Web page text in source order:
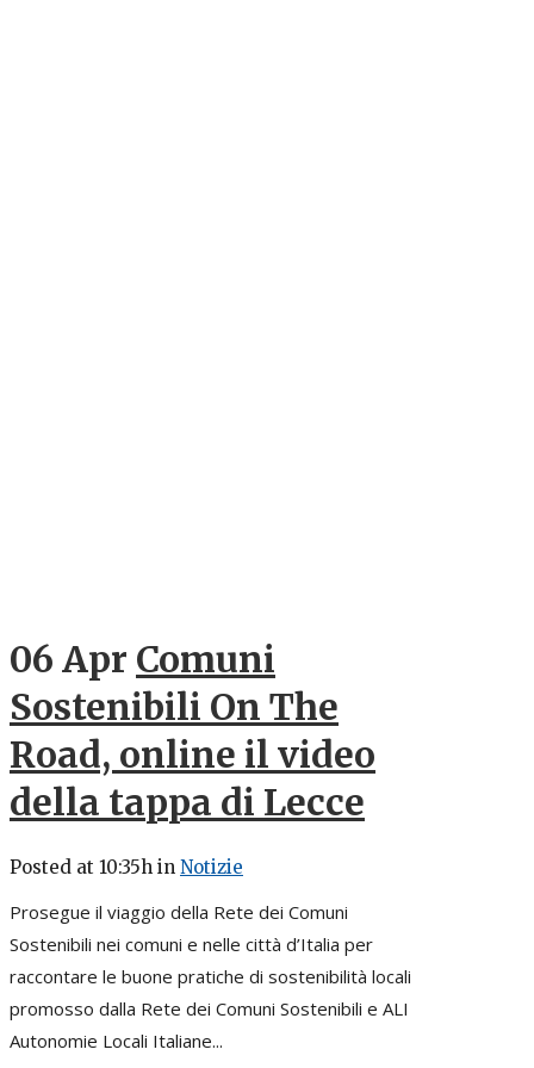
06 Apr Comuni
Sostenibili On The
Road, online il video
della tappa di Lecce
Posted at 10:35h in Notizie
Prosegue il viaggio della Rete dei Comuni
Sostenibili nei comuni e nelle città d’Italia per
raccontare le buone pratiche di sostenibilità locali
promosso dalla Rete dei Comuni Sostenibili e ALI
Autonomie Locali Italiane...